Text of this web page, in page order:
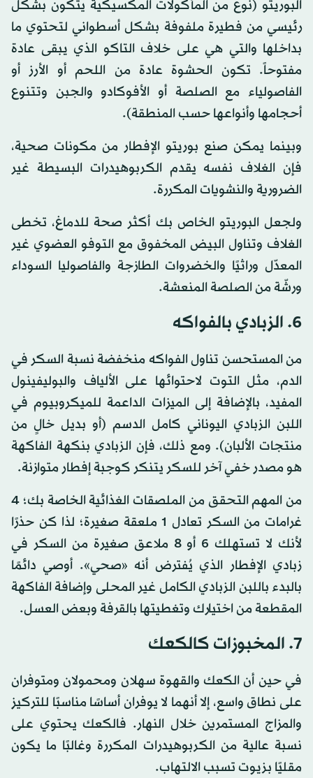
البوريتو (نوع من المأكولات المكسيكية يتكون بشكل
رئيسي من فطيرة ملفوفة بشكل أسطواني لتحتوي ما
بداخلها والتي هي على خلاف التاكو الذي يبقى عادة
مفتوحاً. تكون الحشوة عادة من اللحم أو الأرز أو
الفاصولياء مع الصلصة أو الأفوكادو والجبن وتتنوع
أحجامها وأنواعها حسب المنطقة).
وبينما يمكن صنع بوريتو الإفطار من مكونات صحية،
فإن الغلاف نفسه يقدم الكربوهيدرات البسيطة غير
الضرورية والنشويات المكررة.
ولجعل البوريتو الخاص بك أكثر صحة للدماغ، تخطى
الغلاف وتناول البيض المخفوق مع التوفو العضوي غير
المعدّل وراثيًا والخضروات الطازجة والفاصوليا السوداء
ورشّة من الصلصة المنعشة.
6. الزبادي بالفواكه
من المستحسن تناول الفواكه منخفضة نسبة السكر في
الدم، مثل التوت لاحتوائها على الألياف والبوليفينول
المفيد، بالإضافة إلى الميزات الداعمة للميكروبيوم في
اللبن الزبادي اليوناني كامل الدسم (أو بديل خالٍ من
منتجات الألبان). ومع ذلك، فإن الزبادي بنكهة الفاكهة
هو مصدر خفي آخر للسكر يتنكر كوجبة إفطار متوازنة.
من المهم التحقق من الملصقات الغذائية الخاصة بك؛ 4
غرامات من السكر تعادل 1 ملعقة صغيرة؛ لذا كن حذرًا
لأنك لا تستهلك 6 أو 8 ملاعق صغيرة من السكر في
زبادي الإفطار الذي يُفترض أنه «صحي». أوصي دائمًا
بالبدء باللبن الزبادي الكامل غير المحلى وإضافة الفاكهة
المقطعة من اختيارك وتغطيتها بالقرفة وبعض العسل.
7. المخبوزات كالكعك
في حين أن الكعك والقهوة سهلان ومحمولان ومتوفران
على نطاق واسع، إلا أنهما لا يوفران أساسًا مناسبًا للتركيز
والمزاج المستمرين خلال النهار. فالكعك يحتوي على
نسبة عالية من الكربوهيدرات المكررة وغالبًا ما يكون
مقليًا بزيوت تسبب الالتهاب.